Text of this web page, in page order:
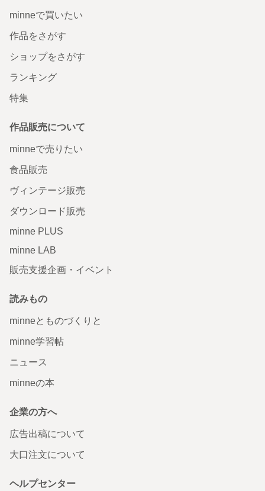
minneで買いたい
作品をさがす
ショップをさがす
ランキング
特集
作品販売について
minneで売りたい
食品販売
ヴィンテージ販売
ダウンロード販売
minne PLUS
minne LAB
販売支援企画・イベント
読みもの
minneとものづくりと
minne学習帖
ニュース
minneの本
企業の方へ
広告出稿について
大口注文について
ヘルプセンター